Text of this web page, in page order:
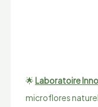
🌟 Laboratoire
microflores